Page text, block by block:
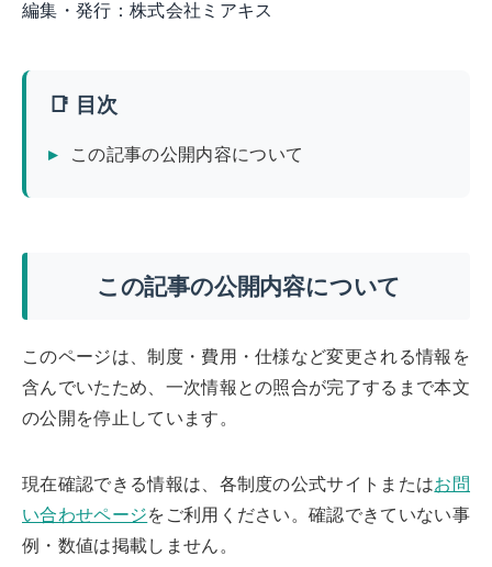
編集・発行： 株式会社ミアキス
📑 目次
この記事の公開内容について
この記事の公開内容について
このページは、制度・費用・仕様など変更される情報を
含んでいたため、一次情報との照合が完了するまで本文
の公開を停止しています。
現在確認できる情報は、各制度の公式サイトまたはお問
い合わせページをご利用ください。確認できていない事
例・数値は掲載しません。